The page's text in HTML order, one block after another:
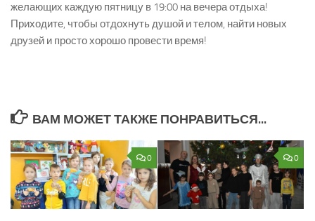
желающих каждую пятницу в 19:00 на вечера отдыха!
Приходите, чтобы отдохнуть душой и телом, найти новых
друзей и просто хорошо провести время!
ВАМ МОЖЕТ ТАКЖЕ ПОНРАВИТЬСЯ...
0 0